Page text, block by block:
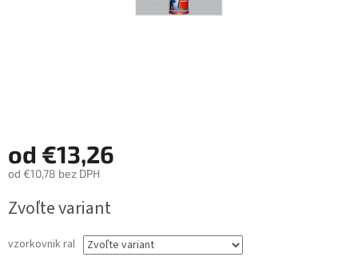
od €13,26
od €10,78 bez DPH
cena:
Zvoľte variant
vzorkovnik ral